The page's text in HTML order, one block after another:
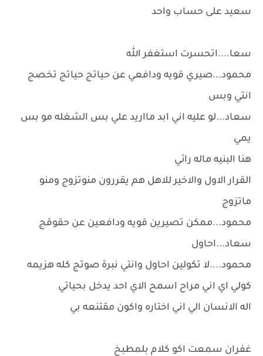
سعيد على حساب واحد
سعا....اتحسرت استغفر الله
محمود...صيري قويه ودافعي عن حياتج حياتج تخصج
انتي وبس
سعاد...لو عليه اني ابد مااريد علي بس الشغله مو بس
يمي
هنا البنيه ماله رائي
القرار الاول والاخير للاهل هم يقررون منوتزوج ومنو
ماتزوج
محمود...ممكن تصيرين قويه ودافعين عن حقوقج
سعاد...احاول
محمود....لا تكولين احاول وانتي نبرة صوتج كله هزيمه
كولي اي اني مراح اسمح الاي احد يدخل بحياتي
اله الانسان الي اني اختاره واكون مقتنعه بي
غفران سمعت اكو كلام بلمطبخ